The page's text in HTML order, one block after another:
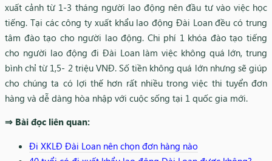
xuất cảnh từ 1-3 tháng người lao động nên đầu tư vào việc học
tiếng. Tại các công ty xuất khẩu lao động Đài Loan đều có trung
tâm đào tạo cho người lao động. Chi phí 1 khóa đào tạo tiếng
cho người lao động đi Đài Loan làm việc không quá lớn, trung
bình chỉ từ 1,5- 2 triệu VNĐ. Số tiền không quá lớn nhưng sẽ giúp
cho chúng ta có lợi thế hơn rất nhiều trong việc thi tuyển đơn
hàng và dễ dàng hòa nhập với cuộc sống tại 1 quốc gia mới.
⇒ Bài đọc liên quan:
Đi XKLĐ Đài Loan nên chọn đơn hàng nào